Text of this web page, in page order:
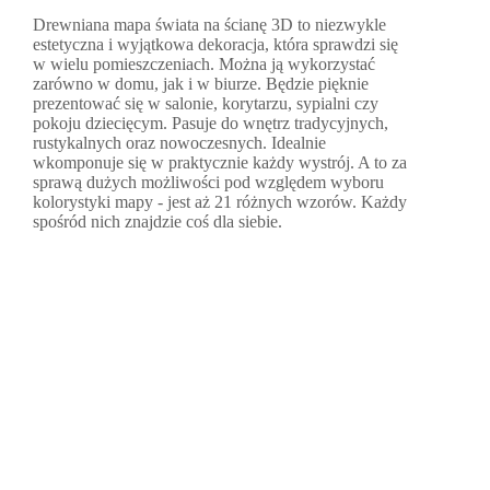
Drewniana mapa świata na ścianę 3D to niezwykle
estetyczna i wyjątkowa dekoracja, która sprawdzi się
w wielu pomieszczeniach. Można ją wykorzystać
zarówno w domu, jak i w biurze. Będzie pięknie
prezentować się w salonie, korytarzu, sypialni czy
pokoju dziecięcym. Pasuje do wnętrz tradycyjnych,
rustykalnych oraz nowoczesnych. Idealnie
wkomponuje się w praktycznie każdy wystrój. A to za
sprawą dużych możliwości pod względem wyboru
kolorystyki mapy - jest aż 21 różnych wzorów. Każdy
spośród nich znajdzie coś dla siebie.